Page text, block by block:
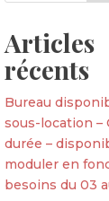
Articles
récents
Bureau
sous-location –
durée –
moduler en
besoins du 03